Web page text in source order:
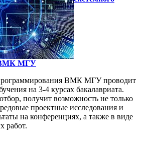
ВМК МГУ
ВМК МГУ проводит
на 3-4 курсах бакалавриата.
получит возможность не только
проектные исследования и
на конференциях, а также в виде
работ.